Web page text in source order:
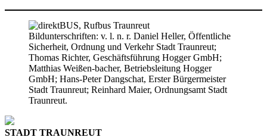
Bildunterschriften: v. l. n. r. Daniel Heller, Öffentliche
Sicherheit, Ordnung und Verkehr Stadt Traunreut;
Thomas Richter, Geschäftsführung Hogger GmbH;
Matthias Weißen-bacher, Betriebsleitung Hogger
GmbH; Hans-Peter Dangschat, Erster Bürgermeister
Stadt Traunreut; Reinhard Maier, Ordnungsamt Stadt
Traunreut.
STADT TRAUNREUT